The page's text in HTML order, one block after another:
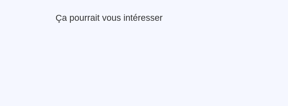
Ça pourrait vous intéresser